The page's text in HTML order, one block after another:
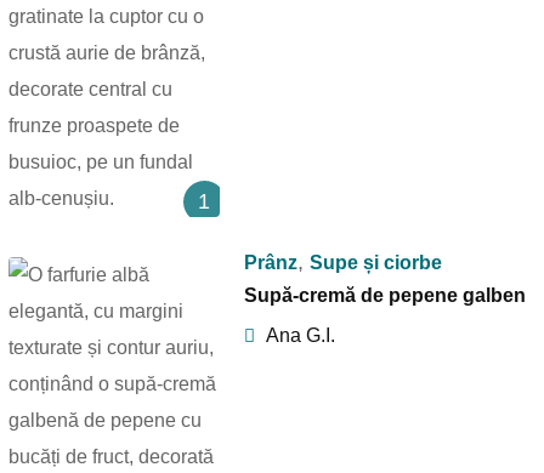
1
Prânz, Supe și ciorbe
Supă-cremă de pepene galben
Ana G.I.